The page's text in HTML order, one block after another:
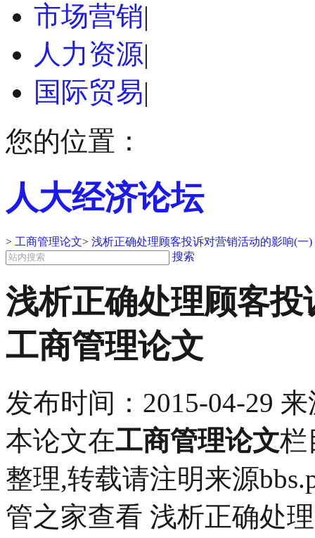
市场营销|
人力资源|
国际贸易|
您的位置：
人大经济论坛
> 工商管理论文> 浅析正确处理顾客投诉对营销活动的影响(一
搜索
浅析正确处理顾客
工商管理论文
发布时间： 2015-04-29 来
本论文在工商管理论文栏
整理,转载请注明来源
管之家查看 浅析正确处